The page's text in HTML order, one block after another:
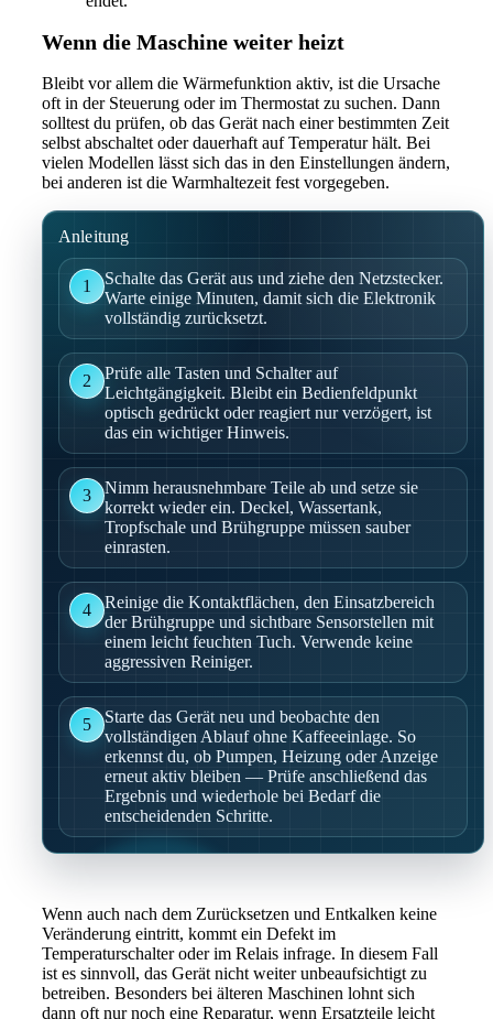
Wenn die Maschine weiter heizt
Bleibt vor allem die Wärmefunktion aktiv, ist die Ursache
oft in der Steuerung oder im Thermostat zu suchen. Dann
solltest du prüfen, ob das Gerät nach einer bestimmten Zeit
selbst abschaltet oder dauerhaft auf Temperatur hält. Bei
vielen Modellen lässt sich das in den Einstellungen ändern,
bei anderen ist die Warmhaltezeit fest vorgegeben.
Anleitung
1
Schalte das Gerät aus und ziehe den Netzstecker.
Warte einige Minuten, damit sich die Elektronik
vollständig zurücksetzt.
2
Prüfe alle Tasten und Schalter auf
Leichtgängigkeit. Bleibt ein Bedienfeldpunkt
optisch gedrückt oder reagiert nur verzögert, ist
das ein wichtiger Hinweis.
3
Nimm herausnehmbare Teile ab und setze sie
korrekt wieder ein. Deckel, Wassertank,
Tropfschale und Brühgruppe müssen sauber
einrasten.
4
Reinige die Kontaktflächen, den Einsatzbereich
der Brühgruppe und sichtbare Sensorstellen mit
einem leicht feuchten Tuch. Verwende keine
aggressiven Reiniger.
5
Starte das Gerät neu und beobachte den
vollständigen Ablauf ohne Kaffeeeinlage. So
erkennst du, ob Pumpen, Heizung oder Anzeige
erneut aktiv bleiben — Prüfe anschließend das
Ergebnis und wiederhole bei Bedarf die
entscheidenden Schritte.
Wenn auch nach dem Zurücksetzen und Entkalken keine
Veränderung eintritt, kommt ein Defekt im
Temperaturschalter oder im Relais infrage. In diesem Fall
ist es sinnvoll, das Gerät nicht weiter unbeaufsichtigt zu
betreiben. Besonders bei älteren Maschinen lohnt sich
dann oft nur noch eine Reparatur, wenn Ersatzteile leicht